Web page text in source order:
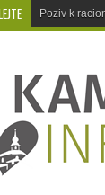
Poziv k